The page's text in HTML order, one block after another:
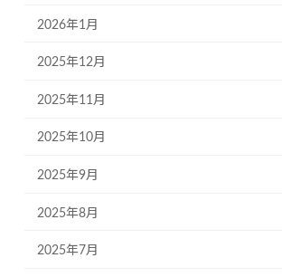
2026年1月
2025年12月
2025年11月
2025年10月
2025年9月
2025年8月
2025年7月